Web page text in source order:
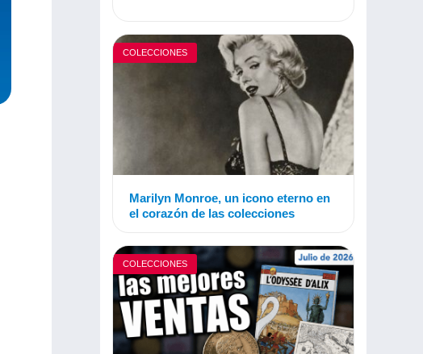
COLECCIONES
Marilyn Monroe, un icono eterno en
el corazón de las colecciones
COLECCIONES